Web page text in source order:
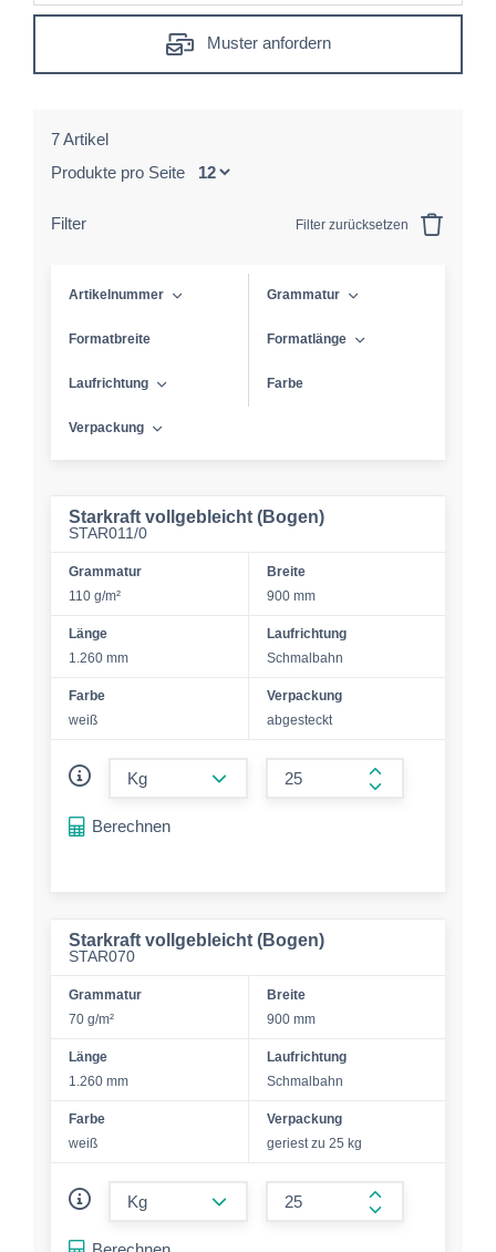
Muster anfordern
7 Artikel
Produkte pro Seite
Filter Filter zurücksetzen
Artikelnummer Grammatur
Formatbreite Formatlänge
Laufrichtung Farbe
Verpackung
Starkraft vollgebleicht (Bogen)
STAR011/0
Grammatur
110 g/m²
Breite
900 mm
Länge
1.260 mm
Laufrichtung
Schmalbahn
Farbe
weiß
Verpackung
abgesteckt
form.increase-
Berechnen
Starkraft vollgebleicht (Bogen)
STAR070
Grammatur
70 g/m²
Breite
900 mm
Länge
1.260 mm
Laufrichtung
Schmalbahn
Farbe
weiß
Verpackung
geriest zu 25 kg
form.increase-